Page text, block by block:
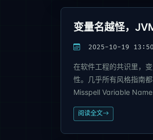
变量名越怪，
2025-10-19 13:50
在软件工程的共识里，
性。几乎所有风格指南
Misspell Variable
阅读全文